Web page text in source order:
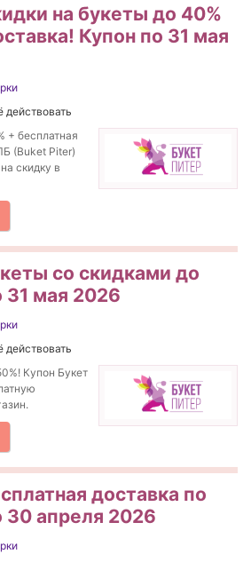
на букеты до 40%
Купон по 31 мая
+ бесплатная
(Buket Piter)
скидку в
со скидками до
31 мая 2026
Купон Букет
доставка по
апреля 2026